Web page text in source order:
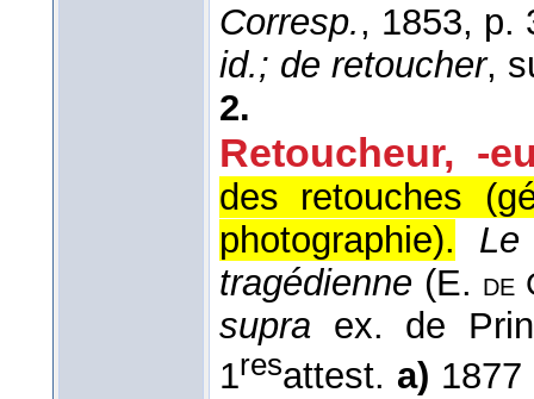
Corresp., 1853, p.
id.; de retoucher,
2.
Retoucheur, -
des retouches
photographie).
tragédienne (E. de
supra ex. de
1resattest. a)